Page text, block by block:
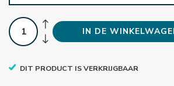
IN DE
DIT PRODUCT IS VERKRIJGBAAR